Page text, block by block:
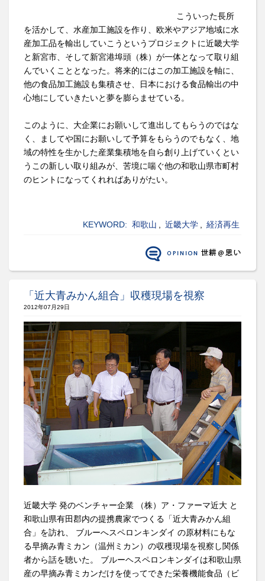
こういった長所
を活かして、水産加工施設を作り、欧米やアジア地域に水
産加工品を輸出していこうというプロジェクトに近畿大学
と新宮市、そして新宮港埠頭（株）が一体となって取り組
んでいくこととなった。将来的にはこの加工施設を軸に、
他の食品加工施設も集積させ、日本における食品輸出の中
心地にしていきたいと夢を膨らませている。
このように、大企業にお願いして進出してもらうのではな
く、ましてや国にお願いして予算をもらうのでもなく、地
域の特性を生かした産業集積地を自ら創り上げていくとい
うこの新しい取り組みが、苦境に喘ぐ他の和歌山県市町村
のヒントになってくれればありがたい。
KEYWORD: 和歌山 近畿大学 経済再生
「近大青みかん組合」収穫現場を視察
2012年07月29日
近畿大学 発のベンチャー企業 （株）ア・ファーマ近大 と
和歌山県有田郡内の提携農家でつくる「近大青みかん組
合」を訪れ、 ブルーへスペロンキンダイ の原材料にもな
る早摘み青ミカン（温州ミカン）の収穫現場を視察し関係
者から話を聴いた。 ブルーヘスペロンキンダイは和歌山県
産の早摘み青ミカンだけを使ってできた栄養機能食品（ビ